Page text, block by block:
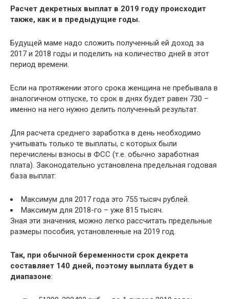
Расчет декретных выплат в 2019 году происходит
также, как и в предыдущие годы.
Будущей маме надо сложить полученный ей доход за
2017 и 2018 годы и поделить на количество дней в этот
период времени.
Если на протяжении этого срока женщина не пребывала в
аналогичном отпуске, то срок в днях будет равен 730 –
именно на него нужно делить полученный результат.
Для расчета среднего заработка в день необходимо
учитывать только те выплаты, с которых были
перечислены взносы в ФСС (т.е. обычно заработная
плата). Законодательно установлена предельная годовая
база выплат:
Максимум для 2017 года это 755 тысяч рублей.
Максимум для 2018-го – уже 815 тысяч.
Зная эти значения, можно легко рассчитать предельные
размеры пособия, установленные на 2019 год.
Так, при обычной беременности срок декрета
составляет 140 дней, поэтому выплата будет в
диапазоне: